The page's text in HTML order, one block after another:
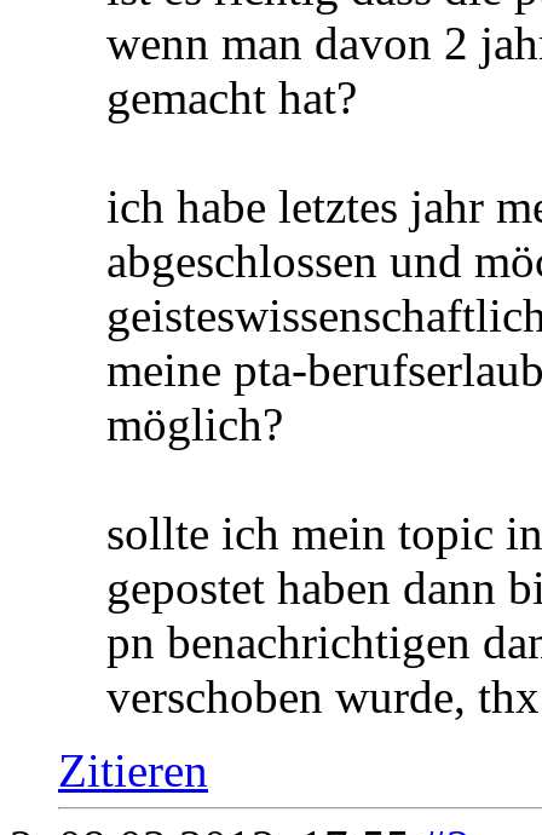
08.03.2012
Beiträge
Berufserlaubnis
ist es richtig dass die
wenn man davon 2
gemacht hat?
ich habe letztes jahr
abgeschlossen und
meine pta-
möglich?